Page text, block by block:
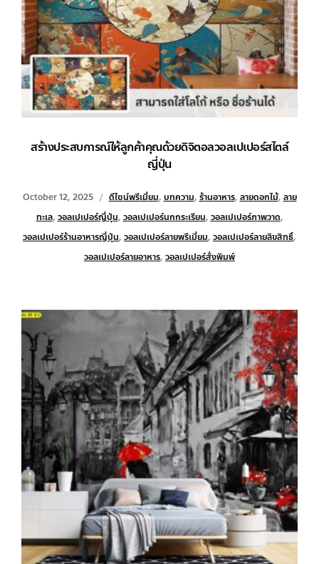
สร้างประสบการณ์ให้ลูกค้าคุณด้วยดิจิตอลวอลเปเปอร์สไตล์
ญี่ปุ่น
October 12, 2025 ดีไซน์พรีเมี่ยม, บทความ, ร้านอาหาร, ลายดอกไม้, ลาย
ทะเล, วอลเปเปอร์ญี่ปุ่น, วอลเปเปอร์นกกระเรียน, วอลเปเปอร์ภาพวาด,
วอลเปเปอร์ร้านอาหารญี่ปุ่น, วอลเปเปอร์ลายพรีเมี่ยม, วอลเปเปอร์ลายลิขสิทธิ์,
วอลเปเปอร์ลายอาหาร, วอลเปเปอร์สั่งพิมพ์